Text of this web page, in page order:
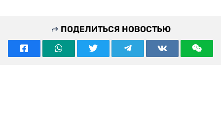
ПОДЕЛИТЬСЯ НОВОСТЬЮ